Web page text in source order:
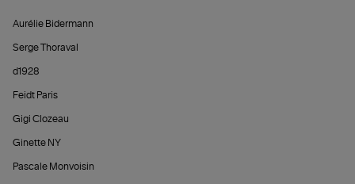
Aurélie Bidermann
Serge Thoraval
d1928
Feidt Paris
Gigi Clozeau
Ginette NY
Pascale Monvoisin